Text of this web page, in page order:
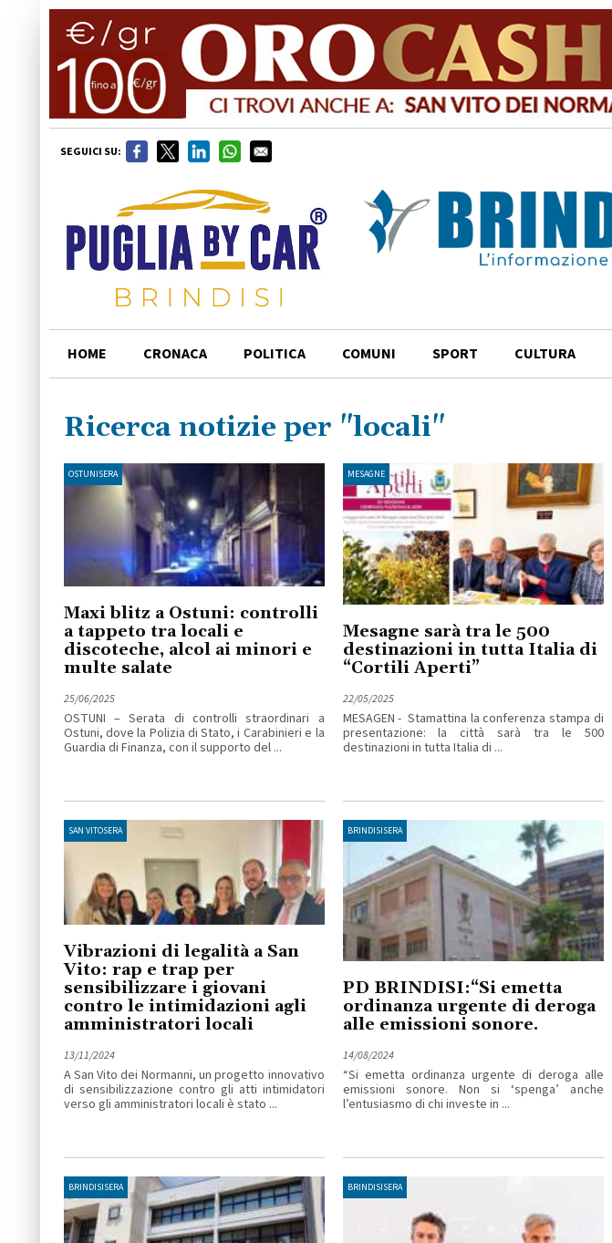
SEGUICI SU:
HOME CRONACA POLITICA COMUNI SPORT CULTURA
Ricerca notizie per "locali"
OSTUNISERA
Maxi blitz a Ostuni: controlli
a tappeto tra locali e
discoteche, alcol ai minori e
multe salate
25/06/2025
OSTUNI – Serata di controlli straordinari a
Ostuni, dove la Polizia di Stato, i Carabinieri e la
Guardia di Finanza, con il supporto del ...
MESAGNE
Mesagne sarà tra le 500
destinazioni in tutta Italia di
“Cortili Aperti”
22/05/2025
MESAGEN - Stamattina la conferenza stampa di
presentazione: la città sarà tra le 500
destinazioni in tutta Italia di ...
SAN VITOSERA
Vibrazioni di legalità a San
Vito: rap e trap per
sensibilizzare i giovani
contro le intimidazioni agli
amministratori locali
13/11/2024
A San Vito dei Normanni, un progetto innovativo
di sensibilizzazione contro gli atti intimidatori
verso gli amministratori locali è stato ...
BRINDISISERA
PD BRINDISI:“Si emetta
ordinanza urgente di deroga
alle emissioni sonore.
14/08/2024
“Si emetta ordinanza urgente di deroga alle
emissioni sonore. Non si ‘spenga’ anche
l’entusiasmo di chi investe in ...
BRINDISISERA BRINDISISERA